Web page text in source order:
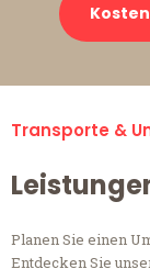
Transporte &
Planen Sie einen
Entdecken Sie